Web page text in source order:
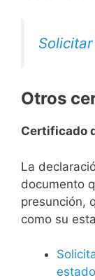
Otros
Certificado
La
documento
presunción,
como su
estado